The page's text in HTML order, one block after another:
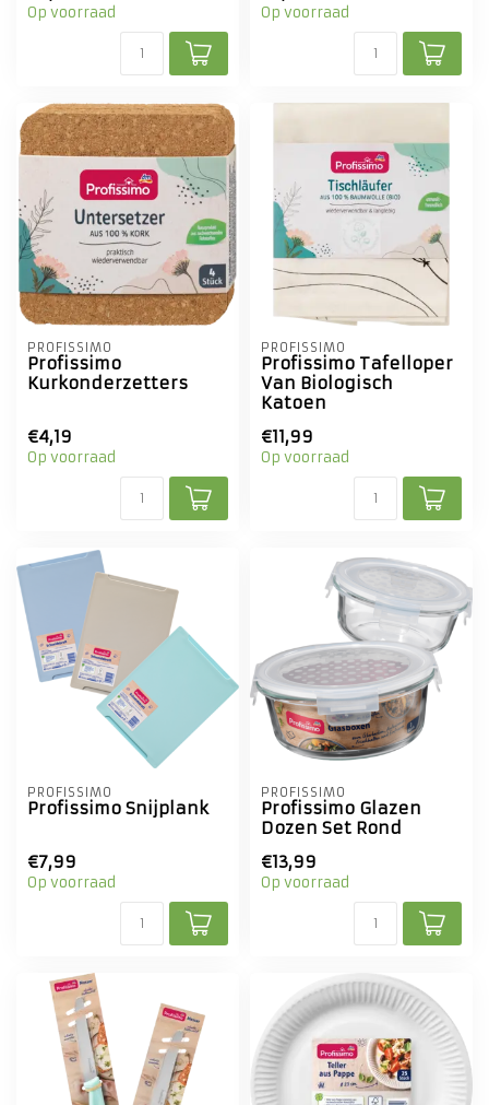
Op voorraad Op voorraad
PROFISSIMO
Profissimo
Kurkonderzetters
€4,19
Op voorraad
PROFISSIMO
Profissimo Tafelloper
Van Biologisch
Katoen
€11,99
Op voorraad
PROFISSIMO
Profissimo Snijplank
€7,99
Op voorraad
PROFISSIMO
Profissimo Glazen
Dozen Set Rond
€13,99
Op voorraad